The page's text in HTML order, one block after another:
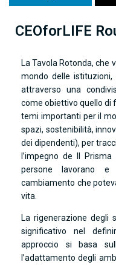
CEOforLIFE
La Tavola Rotonda, che
mondo delle
attraverso una
come obiettivo quello di
temi importanti per il
spazi, sostenibilità,
dei dipendenti), per
l’impegno de Il
persone lavorano e
cambiamento che
vita.
La rigenerazione degli
significativo nel
approccio si basa
l’adattamento degli